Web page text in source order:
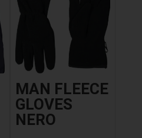
MAN FLEECE
GLOVES
NERO